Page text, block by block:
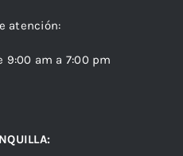
atención:
9:00 am a 7:00 pm